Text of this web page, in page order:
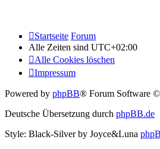
Startseite Forum
Alle Zeiten sind UTC+02:00
Alle Cookies löschen
Impressum
Powered by phpBB® Forum Software
Deutsche Übersetzung durch phpBB.de
Style: Black-Silver by Joyce&Luna